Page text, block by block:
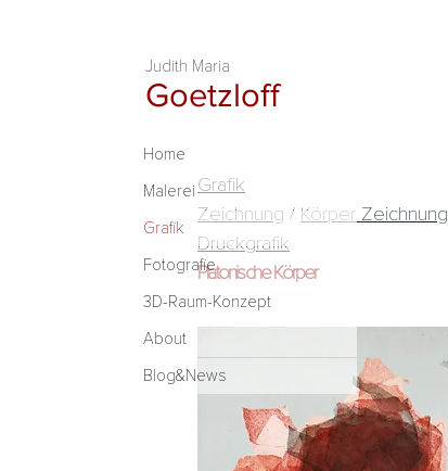
Home
Malerei
Grafik
Fotografie
3D-Raum-Konzept
About
Blog&News
Judith Maria
Goetzloff
Grafik
Zeichnung / Körper Zeichnung
Druckgrafik
Platonische Körper